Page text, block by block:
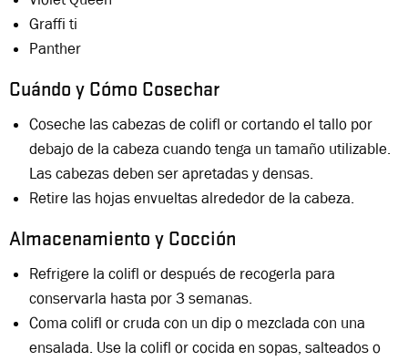
Graffi ti
Panther
Cuándo y Cómo Cosechar
Coseche las cabezas de colifl or cortando el tallo por
debajo de la cabeza cuando tenga un tamaño utilizable.
Las cabezas deben ser apretadas y densas.
Retire las hojas envueltas alrededor de la cabeza.
Almacenamiento y Cocción
Refrigere la colifl or después de recogerla para
conservarla hasta por 3 semanas.
Coma colifl or cruda con un dip o mezclada con una
ensalada. Use la colifl or cocida en sopas, salteados o